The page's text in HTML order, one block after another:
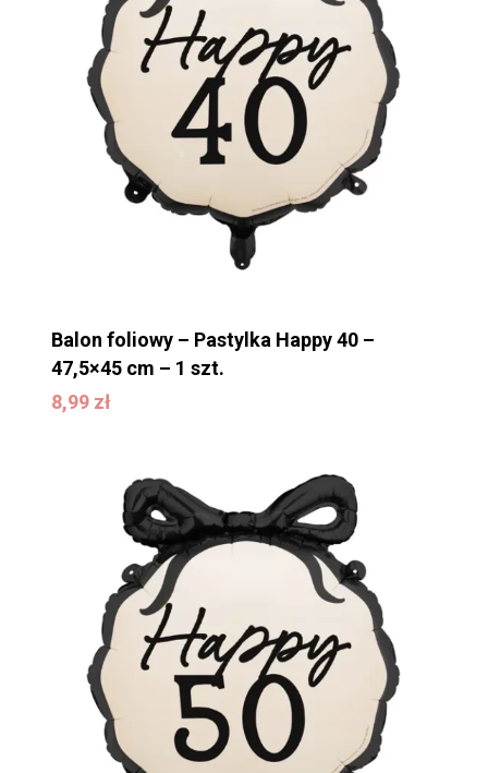
Balon foliowy – Pastylka Happy 40 –
47,5×45 cm – 1 szt.
8,99 zł
8,99